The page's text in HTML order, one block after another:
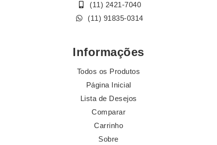
(11) 2421-7040
(11) 91835-0314
Informações
Todos os Produtos
Página Inicial
Lista de Desejos
Comparar
Carrinho
Sobre